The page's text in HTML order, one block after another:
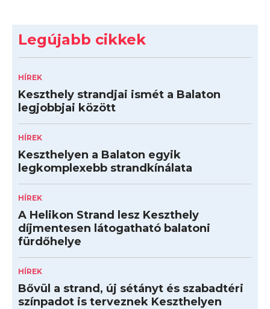
Legújabb cikkek
HÍREK
Keszthely strandjai ismét a Balaton
legjobbjai között
HÍREK
Keszthelyen a Balaton egyik
legkomplexebb strandkínálata
HÍREK
A Helikon Strand lesz Keszthely
díjmentesen látogatható balatoni
fürdőhelye
HÍREK
Bővül a strand, új sétányt és szabadtéri
színpadot is terveznek Keszthelyen